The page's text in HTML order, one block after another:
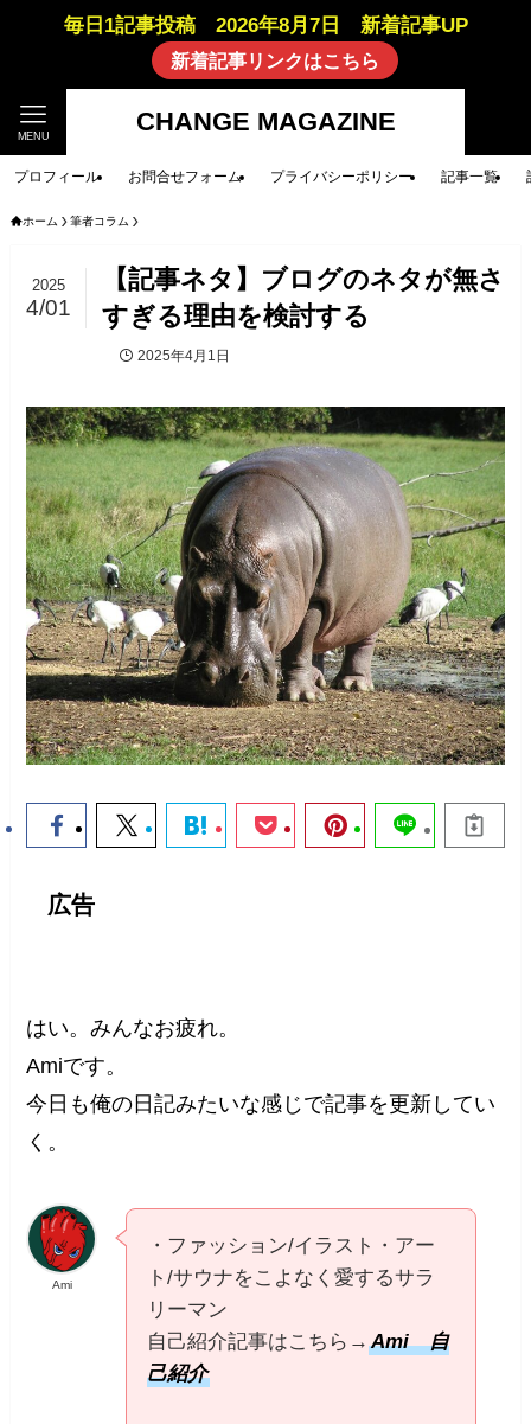
毎日1記事投稿 2026年8月7日 新着記事UP
新着記事リンクはこちら
CHANGE MAGAZINE
MENU
プロフィール お問合せフォーム プライバシーポリシー 記事一覧
ホーム 筆者コラム
【記事ネタ】ブログのネタが無さ
すぎる理由を検討する
2025
4/01
2025年4月1日
広告
はい。みんなお疲れ。
Amiです。
今日も俺の日記みたいな感じで記事を更新してい
く。
Ami
・ファッション/イラスト・アー
ト/サウナをこよなく愛するサラ
リーマン
自己紹介記事はこちら→Ami 自
己紹介